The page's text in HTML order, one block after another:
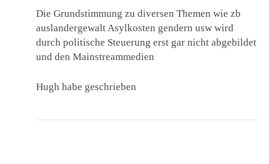
Die Grundstimmung zu diversen Themen wie zb
auslandergewalt Asylkosten gendern usw wird
durch politische Steuerung erst gar nicht abgebildet
und den Mainstreammedien
Hugh habe geschrieben